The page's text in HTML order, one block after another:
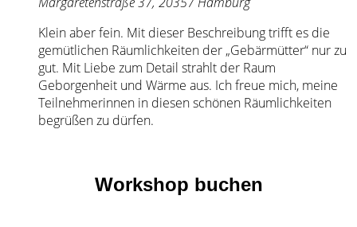
Klein aber fein. Mit dieser Beschreibung trifft es die
gemütlichen Räumlichkeiten der „Gebärmütter“ nur zu
gut. Mit Liebe zum Detail strahlt der Raum
Geborgenheit und Wärme aus. Ich freue mich, meine
Teilnehmerinnen in diesen schönen Räumlichkeiten
begrüßen zu dürfen.
Workshop buchen